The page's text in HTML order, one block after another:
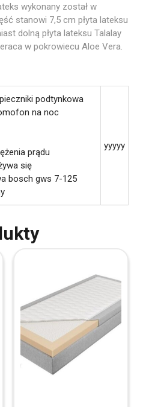
wykonany został w
stanowi 7,5 cm płyta lateksu
dolną płyta lateksu Talalay
w pokrowiecu Aloe Vera.
podtynkowa
na noc
prądu
się
bosch gws 7-125
yyyyy